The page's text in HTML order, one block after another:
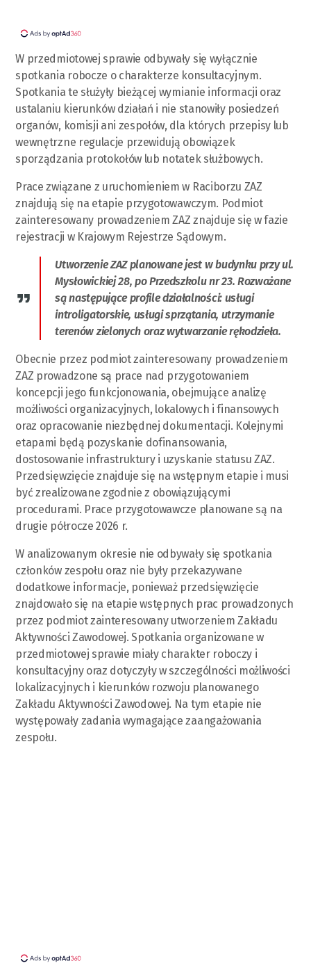
W przedmiotowej sprawie odbywały się wyłącznie
spotkania robocze o charakterze konsultacyjnym.
Spotkania te służyły bieżącej wymianie informacji oraz
ustalaniu kierunków działań i nie stanowiły posiedzeń
organów, komisji ani zespołów, dla których przepisy lub
wewnętrzne regulacje przewidują obowiązek
sporządzania protokołów lub notatek służbowych.
Prace związane z uruchomieniem w Raciborzu ZAZ
znajdują się na etapie przygotowawczym. Podmiot
zainteresowany prowadzeniem ZAZ znajduje się w fazie
rejestracji w Krajowym Rejestrze Sądowym.
Utworzenie ZAZ planowane jest w budynku przy ul.
Mysłowickiej 28, po Przedszkolu nr 23. Rozważane
są następujące profile działalności: usługi
introligatorskie, usługi sprzątania, utrzymanie
terenów zielonych oraz wytwarzanie rękodzieła.
Obecnie przez podmiot zainteresowany prowadzeniem
ZAZ prowadzone są prace nad przygotowaniem
koncepcji jego funkcjonowania, obejmujące analizę
możliwości organizacyjnych, lokalowych i finansowych
oraz opracowanie niezbędnej dokumentacji. Kolejnymi
etapami będą pozyskanie dofinansowania,
dostosowanie infrastruktury i uzyskanie statusu ZAZ.
Przedsięwzięcie znajduje się na wstępnym etapie i musi
być zrealizowane zgodnie z obowiązującymi
procedurami. Prace przygotowawcze planowane są na
drugie półrocze 2026 r.
W analizowanym okresie nie odbywały się spotkania
członków zespołu oraz nie były przekazywane
dodatkowe informacje, ponieważ przedsięwzięcie
znajdowało się na etapie wstępnych prac prowadzonych
przez podmiot zainteresowany utworzeniem Zakładu
Aktywności Zawodowej. Spotkania organizowane w
przedmiotowej sprawie miały charakter roboczy i
konsultacyjny oraz dotyczyły w szczególności możliwości
lokalizacyjnych i kierunków rozwoju planowanego
Zakładu Aktywności Zawodowej. Na tym etapie nie
występowały zadania wymagające zaangażowania
zespołu.